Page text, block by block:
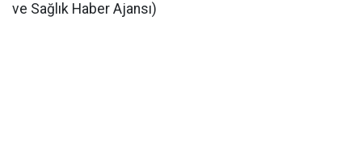
ve Sağlık Haber Ajansı)